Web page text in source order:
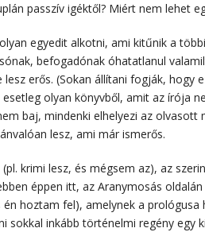
passzív igéktől? Miért nem lehet
egyedit alkotni, ami kitűnik a
befogadónak óhatatlanul
erős. (Sokan állítani fogják, hogy
olyan könyvből, amit az írója
baj, mindenki elhelyezi az
lesz, ami már ismerős.
krimi lesz, és mégsem az), az
éppen itt, az Aranymosás
hoztam fel), amelynek a
sokkal inkább történelmi regény egy